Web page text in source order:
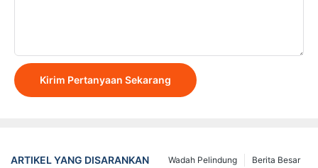
Kirim Pertanyaan Sekarang
ARTIKEL YANG DISARANKAN Berita Besar
Wadah Pelindung